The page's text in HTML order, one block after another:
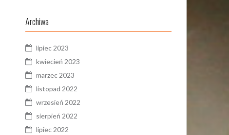
Archiwa
lipiec 2023
kwiecień 2023
marzec 2023
listopad 2022
wrzesień 2022
sierpień 2022
lipiec 2022